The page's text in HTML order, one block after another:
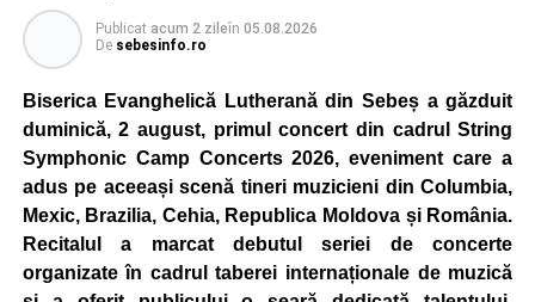
Organizatorii au pregătit trasee adaptate fiecărei categorii
de vârstă, astfel încât competiția să fie accesibilă atât
celor aflați la început de drum, cât și celor cu experiență în
mountain bike. La finalul întrecerii, cei mai bine clasați
concurenți vor fi recompensați cu premii în bani și premii
oferite de partenerii evenimentului.
Înaintea zilei de concurs, participanții își vor putea ridica
vor putea înscrie direct la competiție în cadrul Punctului
Publicat acum 2 zileîn 05.08.2026
De sebesinfo.ro
Biserica Evanghelică Lutherană din Sebeș a găzduit
duminică, 2 august, primul concert din cadrul String
Symphonic Camp Concerts 2026, eveniment care a
adus pe aceeași scenă tineri muzicieni din Columbia,
Mexic, Brazilia, Cehia, Republica Moldova și România.
Recitalul a marcat debutul seriei de concerte
organizate în cadrul taberei internaționale de muzică